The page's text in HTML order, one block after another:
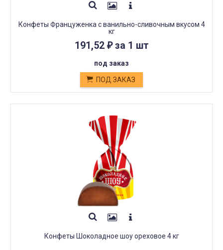
Конфеты Француженка с ванильно-сливочным вкусом 4
кг
191,52 ₽за 1 шт
под заказ
ПОД ЗАКАЗ
Конфеты Шоколадное шоу ореховое 4 кг